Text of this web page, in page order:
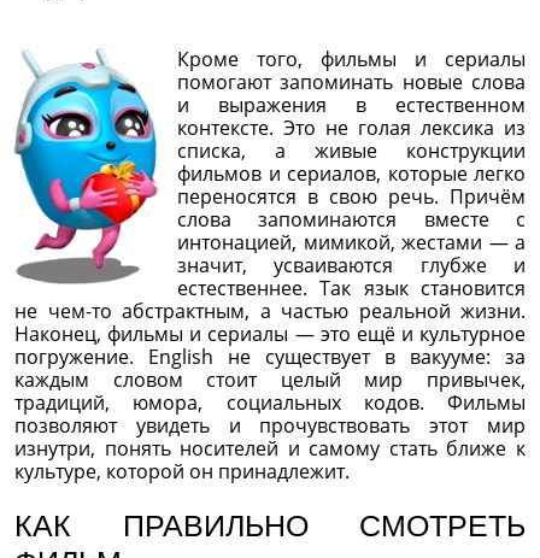
Кроме того, фильмы и сериалы
помогают запоминать новые слова
и выражения в естественном
контексте. Это не голая лексика из
списка, а живые конструкции
фильмов и сериалов, которые легко
переносятся в свою речь. Причём
слова запоминаются вместе с
интонацией, мимикой, жестами — а
значит, усваиваются глубже и
естественнее. Так язык становится
не чем-то абстрактным, а частью реальной жизни.
Наконец, фильмы и сериалы — это ещё и культурное
погружение. English не существует в вакууме: за
каждым словом стоит целый мир привычек,
традиций, юмора, социальных кодов. Фильмы
позволяют увидеть и прочувствовать этот мир
изнутри, понять носителей и самому стать ближе к
культуре, которой он принадлежит.
КАК ПРАВИЛЬНО СМОТРЕТЬ